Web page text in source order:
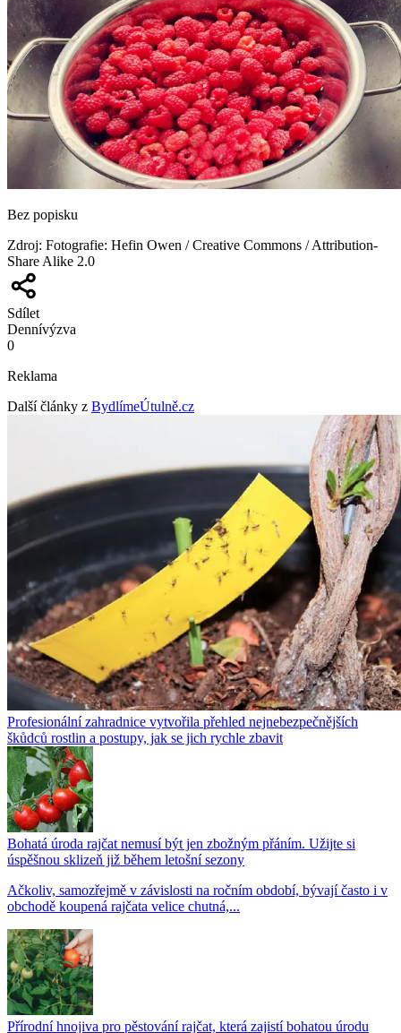
Bez popisku
Zdroj: Fotografie: Hefin Owen / Creative Commons / Attribution-
Share Alike 2.0
Sdílet
Dennívýzva
0
Reklama
Další články z BydlímeÚtulně.cz
Profesionální zahradnice vytvořila přehled nejnebezpečnějších
škůdců rostlin a postupy, jak se jich rychle zbavit
Bohatá úroda rajčat nemusí být jen zbožným přáním. Užijte si
úspěšnou sklizeň již během letošní sezony
Ačkoliv, samozřejmě v závislosti na ročním období, bývají často i v
obchodě koupená rajčata velice chutná,...
Přírodní hnojiva pro pěstování rajčat, která zajistí bohatou úrodu